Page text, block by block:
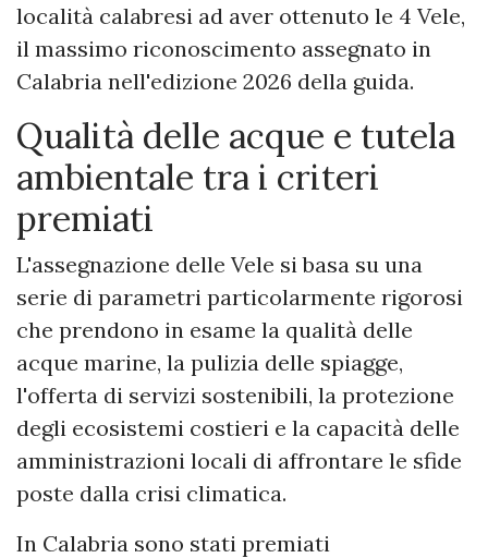
località calabresi ad aver ottenuto le 4 Vele,
il massimo riconoscimento assegnato in
Calabria nell'edizione 2026 della guida.
Qualità delle acque e tutela
ambientale tra i criteri
premiati
L'assegnazione delle Vele si basa su una
serie di parametri particolarmente rigorosi
che prendono in esame la qualità delle
acque marine, la pulizia delle spiagge,
l'offerta di servizi sostenibili, la protezione
degli ecosistemi costieri e la capacità delle
amministrazioni locali di affrontare le sfide
poste dalla crisi climatica.
In Calabria sono stati premiati